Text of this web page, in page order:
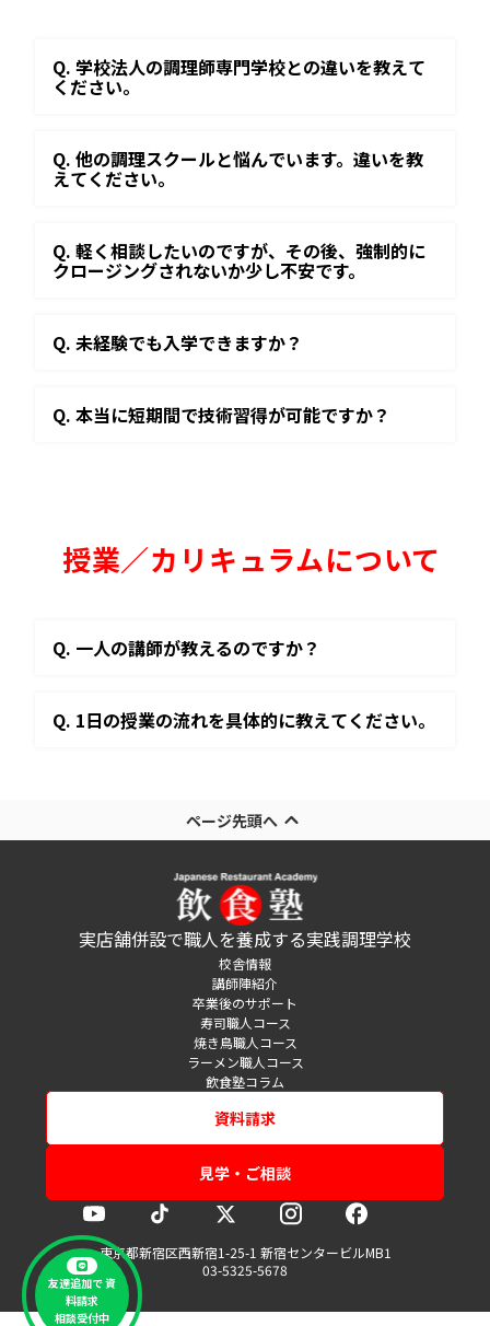
Q. 学校法人の調理師専門学校との違いを教えて
ください。
Q. 他の調理スクールと悩んでいます。違いを教
えてください。
Q. 軽く相談したいのですが、その後、強制的に
クロージングされないか少し不安です。
Q. 未経験でも入学できますか？
Q. 本当に短期間で技術習得が可能ですか？
授業／カリキュラムについて
Q. 一人の講師が教えるのですか？
Q. 1日の授業の流れを具体的に教えてください。
友達追加で 資
料請求
相談受付中
ページ先頭へ
実店舗併設で職人を養成する実践調理学校
校舎情報
講師陣紹介
卒業後のサポート
寿司職人コース
焼き鳥職人コース
ラーメン職人コース
飲食塾コラム
資料請求
見学・ご相談
東京都新宿区西新宿1-25-1 新宿センタービルMB1
03-5325-5678